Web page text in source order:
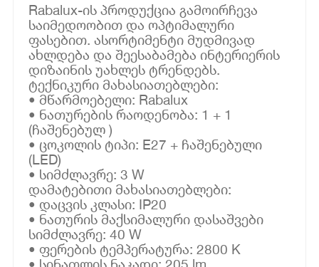
Rabalux-ის პროდუქცია გამოირჩევა
საიმედოობით და ოპტიმალური
ფასებით. ასორტიმენტი მუდმივად
ახლდება და შეესაბამება ინტერიერის
დიზაინის უახლეს ტრენდებს.
ტექნიკური მახასიათებლები:
• მწარმოებელი: Rabalux
• ნათურების რაოდენობა: 1 + 1
(ჩაშენებულ )
• ცოკოლის ტიპი: E27 + ჩაშენებული
(LED)
• სიმძლავრე: 3 W
დამატებითი მახასიათებლები:
• დაცვის კლასი: IP20
• ნათურის მაქსიმალური დასაშვები
სიმძლავრე: 40 W
• ფერების ტემპერატურა: 2800 K
• სინათლის ნაკადი: 205 lm